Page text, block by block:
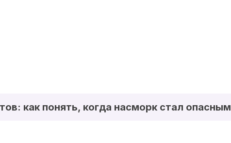
как понять, когда насморк стал опасным